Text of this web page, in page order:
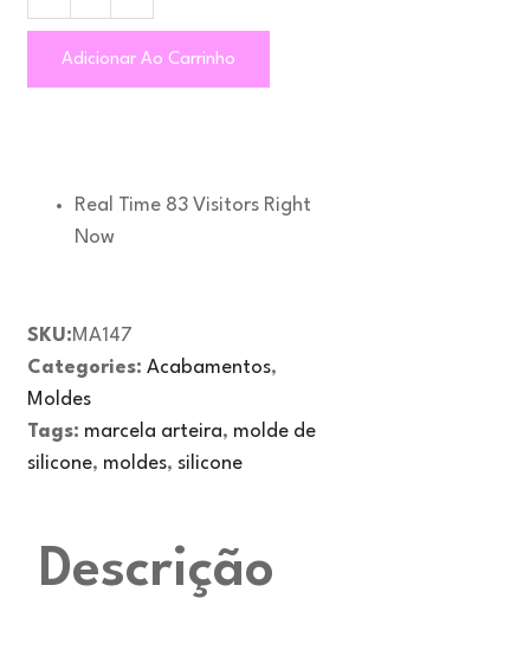
Adicionar Ao Carrinho
Real Time 83 Visitors Right
Now
SKU:MA147
Categories: Acabamentos,
Moldes
Tags: marcela arteira, molde de
silicone, moldes, silicone
Descrição